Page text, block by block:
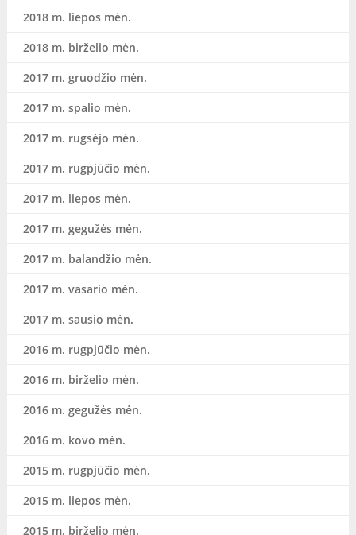
2018 m. liepos mėn.
2018 m. birželio mėn.
2017 m. gruodžio mėn.
2017 m. spalio mėn.
2017 m. rugsėjo mėn.
2017 m. rugpjūčio mėn.
2017 m. liepos mėn.
2017 m. gegužės mėn.
2017 m. balandžio mėn.
2017 m. vasario mėn.
2017 m. sausio mėn.
2016 m. rugpjūčio mėn.
2016 m. birželio mėn.
2016 m. gegužės mėn.
2016 m. kovo mėn.
2015 m. rugpjūčio mėn.
2015 m. liepos mėn.
2015 m. birželio mėn.